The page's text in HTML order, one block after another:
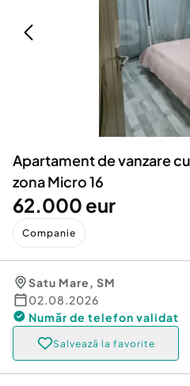
Servicii
Animale de companie
Afaceri și echipamente
Inchiriere Bunuri si Vehicule
Utilaje agricole si industriale
Piese auto si accesorii
Apartament de vanzare
zona Micro 16
62.000 eur
Companie
Satu Mare, SM
02.08.2026
Număr de telefon validat
Salvează la favorite